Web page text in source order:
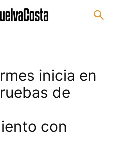
inicia en
de
con